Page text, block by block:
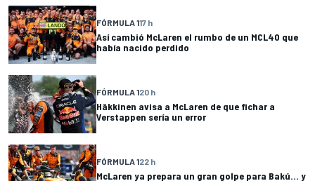
FÓRMULA 117 h
Así cambió McLaren el rumbo de un MCL40 que
había nacido perdido
FÓRMULA 120 h
Häkkinen avisa a McLaren de que fichar a
Verstappen sería un error
FÓRMULA 122 h
McLaren ya prepara un gran golpe para Bakú... y